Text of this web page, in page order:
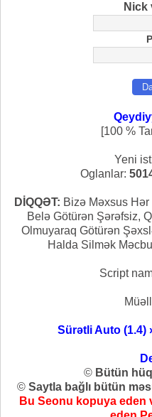
Nick
[100 %
Yeni
Oglanlar:
DİQQƏT: Bizə Məxsus Hər
Belə Götürən Şərəfsiz,
Olmuyaraq Götürən
Halda Silmək
Script
Sürətli Auto (1.4)
© Bütün
© Saytla bağlı bütün
Bu Seonu kopuya eden